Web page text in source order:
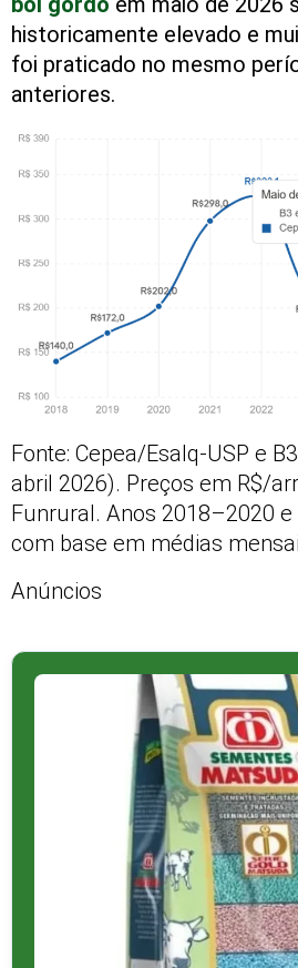
historicamente elevado e
foi praticado no mesmo
anteriores.
Fonte: Cepea/Esalq-USP e
abril 2026). Preços em R$/
Funrural. Anos 2018–2020
com base em médias
Anúncios